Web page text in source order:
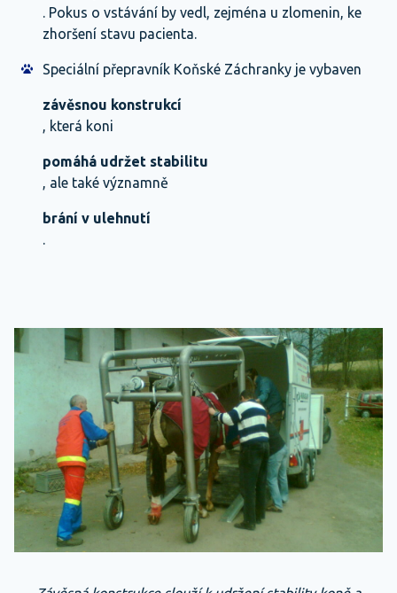
. Pokus o vstávání by vedl, zejména u zlomenin, ke
zhoršení stavu pacienta.
Speciální přepravník Koňské Záchranky je vybaven
závěsnou konstrukcí
, která koni
pomáhá udržet stabilitu
, ale také významně
brání v ulehnutí
.